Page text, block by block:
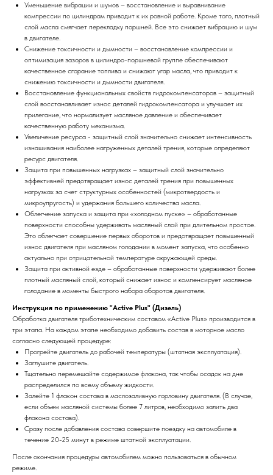
Уменьшение вибрации и шумов – восстановление и выравнивание
компрессии по цилиндрам приводит к их ровной работе. Кроме того, плотный
слой масла смягчает перекладку поршней. Все это снижает вибрацию и шум
в двигателе.
Снижение токсичности и дымности – восстановление компрессии и
оптимизация зазоров в цилиндро-поршневой группе обеспечивают
качественное сгорание топлива и снижают угар масла, что приводит к
снижению токсичности и дымности двигателя.
Восстановление функциональных свойств гидрокомпенсаторов – защитный
слой восстанавливает износ деталей гидрокомпенсатора и улучшает их
прилегание, что нормализует масляное давление и обеспечивает
качественную работу механизма.
Увеличение ресурса - защитный слой значительно снижает интенсивность
изнашивания наиболее нагруженных деталей трения, которые определяют
ресурс двигателя.
Защита при повышенных нагрузках – защитный слой значительно
эффективней предотвращает износ деталей трения при повышенных
нагрузках за счет структурных особенностей (микротвердость и
микроупругость) и удержания большего количества масла.
Облегчение запуска и защита при «холодном пуске» – обработанные
поверхности способны удерживать масляный слой при длительном простое.
Это облегчает совершение первых оборотов и предотвращает повышенный
износ двигателя при масляном голодании в момент запуска, что особенно
актуально при отрицательной температуре окружающей среды.
Защита при активной езде – обработанные поверхности удерживают более
плотный масляный слой, который снижает износ и компенсирует масляное
голодание в моменты быстрого набора оборотов двигателя.
Инструкция по применению "Active Plus" (Дизель)
Обработка двигателя триботехническим составом «Active Plus» производится в
три этапа. На каждом этапе необходимо добавить состав в моторное масло
согласно следующей процедуре:
Прогрейте двигатель до рабочей температуры (штатная эксплуатация).
Заглушите двигатель.
Тщательно перемешайте содержимое флакона, так чтобы осадок на дне
распределился по всему объему жидкости.
Залейте 1 флакон состава в маслозаливную горловину двигателя. (В случае,
если объем масляной системы более 7 литров, необходимо залить два
флакона состава).
Сразу после добавления состава совершите поездку на автомобиле в
течение 20-25 минут в режиме штатной эксплуатации.
После окончания процедуры автомобилем можно пользоваться в обычном
режиме.